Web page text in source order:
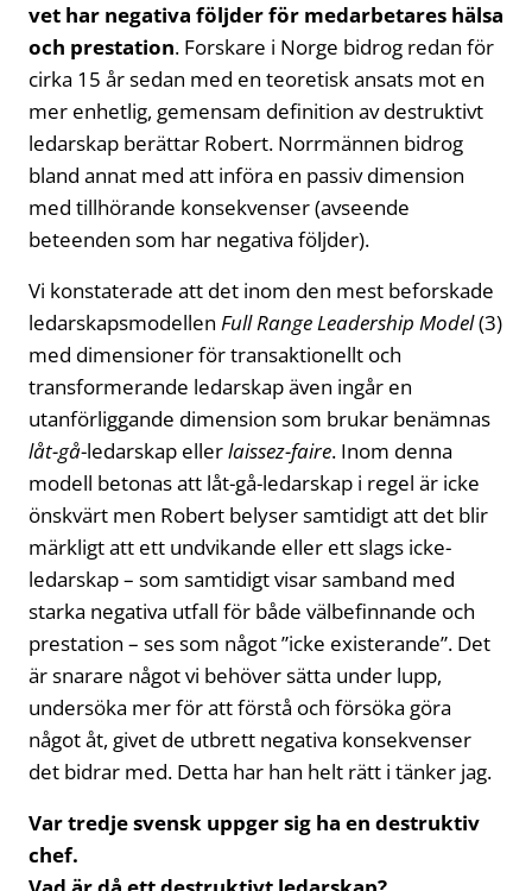
vet har negativa följder för medarbetares hälsa
och prestation. Forskare i Norge bidrog redan för
cirka 15 år sedan med en teoretisk ansats mot en
mer enhetlig, gemensam definition av destruktivt
ledarskap berättar Robert. Norrmännen bidrog
bland annat med att införa en passiv dimension
med tillhörande konsekvenser (avseende
beteenden som har negativa följder).
Vi konstaterade att det inom den mest beforskade
ledarskapsmodellen Full Range Leadership Model(3)
med dimensioner för transaktionellt och
transformerande ledarskap även ingår en
utanförliggande dimension som brukar benämnas
låt-gå-ledarskap ellerlaissez-faire. Inom denna
modell betonas att låt-gå-ledarskap i regel är icke
önskvärt men Robert belyser samtidigt att det blir
märkligt att ett undvikande eller ett slags icke-
ledarskap – som samtidigt visar samband med
starka negativa utfall för både välbefinnande och
prestation – ses som något ”icke existerande”. Det
är snarare något vi behöver sätta under lupp,
undersöka mer för att förstå och försöka göra
något åt, givet de utbrett negativa konsekvenser
det bidrar med. Detta har han helt rätt i tänker jag.
Var tredje svensk uppger sig ha en destruktiv
chef.